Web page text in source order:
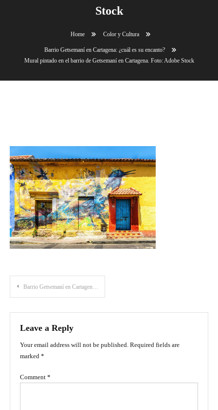
Stock
Home Color y Cultura
Barrio Getsemaní en Cartagena: ¿cuál es su encanto?
Mural pintado en el barrio de Getsemaní en Cartagena. Foto: Adobe Stock
Post
navigation
Barrio Getsemaní en Cartagena: ¿cuál es su encanto?
Leave a Reply
Your email address will not be published. Required fields are
marked *
Comment *